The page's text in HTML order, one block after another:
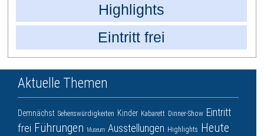
Highlights
Eintritt frei
Aktuelle Themen
Demnächst Sehenswürdigkeiten Kinder Kabarett Dinner-Show Eintritt
frei Führungen Museum Ausstellungen Highlights Heute